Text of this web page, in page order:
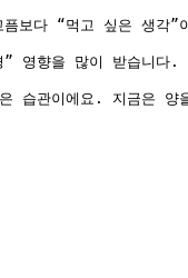
보다 “먹고 싶은 생
” 영향을 많이 받습니
습관이에요. 지금은